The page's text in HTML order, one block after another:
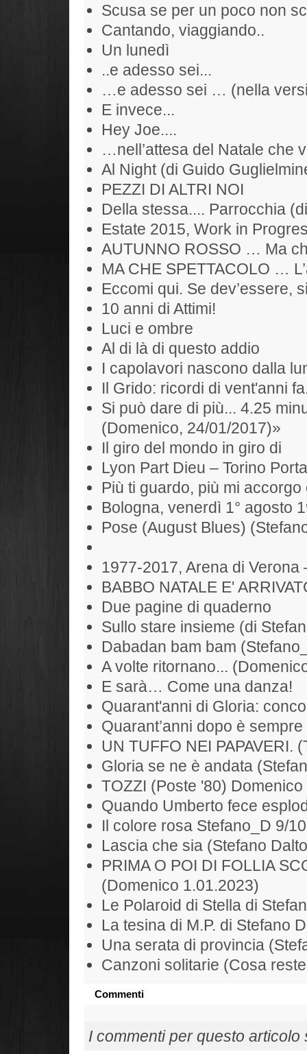
Scusa se per un poco non
Cantando, viaggiando..
Un lunedì
..e adesso sei...
…e adesso sei … (nella
E invece...
Hey Joe....
…nell’attesa del Natale che
Al Night (di Guido
PEZZI DI ALTRI NOI
Della stessa.... Parrocchia
Estate 2015, Work in
AUTUNNO ROSSO … Ma
MA CHE SPETTACOLO …
Eccomi qui. Se dev’essere,
10 anni di Attimi!
Luci e ombre
Al di là di questo addio
I capolavori nascono dalla
Il Grido: ricordi di vent'anni
Si può dare di più... 4.25
(Domenico, 24/01/2017)»
Il giro del mondo in giro di
Lyon Part Dieu – Torino
Più ti guardo, più mi accorgo
Bologna, venerdì 1° agosto
Pose (August Blues)
1977-2017, Arena di
BABBO NATALE E'
Due pagine di quaderno
Sullo stare insieme (di
Dabadan bam bam
A volte ritornano...
E sarà… Come una danza!
Quarant'anni di Gloria:
Quarant’anni dopo è
UN TUFFO NEI PAPAVERI.
Gloria se ne è andata
TOZZI (Poste '80)
Quando Umberto fece
Il colore rosa Stefano_D 9/
Lascia che sia (Stefano
PRIMA O POI DI FOLLIA
(Domenico 1.01.2023)
Le Polaroid di Stella di
La tesina di M.P. di Stefano
Una serata di provincia
Canzoni solitarie (Cosa
Commenti
I commenti per questo articolo